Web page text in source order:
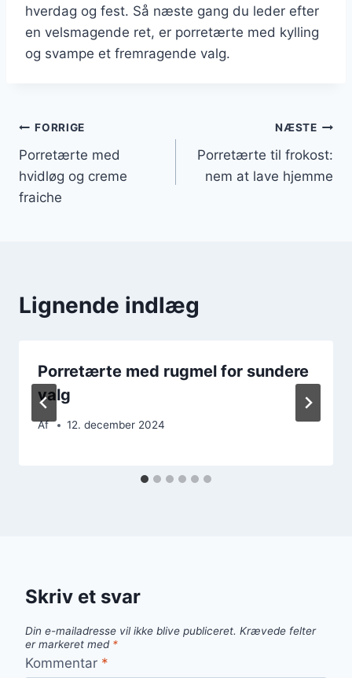
hverdag og fest. Så næste gang du leder efter
en velsmagende ret, er porretærte med kylling
og svampe et fremragende valg.
Indlægsnavigation
FORRIGE
Porretærte med
hvidløg og creme
fraiche
NÆSTE
Porretærte til frokost:
nem at lave hjemme
Lignende indlæg
Porretærte med rugmel for sundere
valg
Af 12. december 2024
Skriv et svar
Din e-mailadresse vil ikke blive publiceret. Krævede felter
er markeret med *
Kommentar *